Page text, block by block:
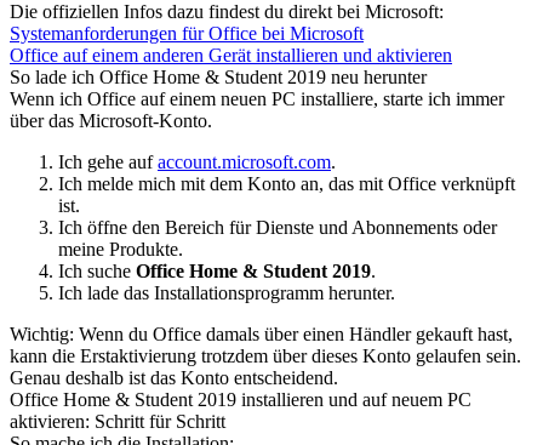
Die offiziellen Infos dazu findest du direkt bei Microsoft:
Systemanforderungen für Office bei Microsoft
Office auf einem anderen Gerät installieren und aktivieren
So lade ich Office Home & Student 2019 neu herunter
Wenn ich Office auf einem neuen PC installiere, starte ich immer
über das Microsoft-Konto.
Ich gehe aufaccount.microsoft.com.
Ich melde mich mit dem Konto an, das mit Office verknüpft
ist.
Ich öffne den Bereich für Dienste und Abonnements oder
meine Produkte.
Ich suche Office Home & Student 2019.
Ich lade das Installationsprogramm herunter.
Wichtig: Wenn du Office damals über einen Händler gekauft hast,
kann die Erstaktivierung trotzdem über dieses Konto gelaufen sein.
Genau deshalb ist das Konto entscheidend.
Office Home & Student 2019 installieren und auf neuem PC
aktivieren: Schritt für Schritt